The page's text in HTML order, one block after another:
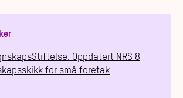
Oppdatert NRS 8
for små foretak